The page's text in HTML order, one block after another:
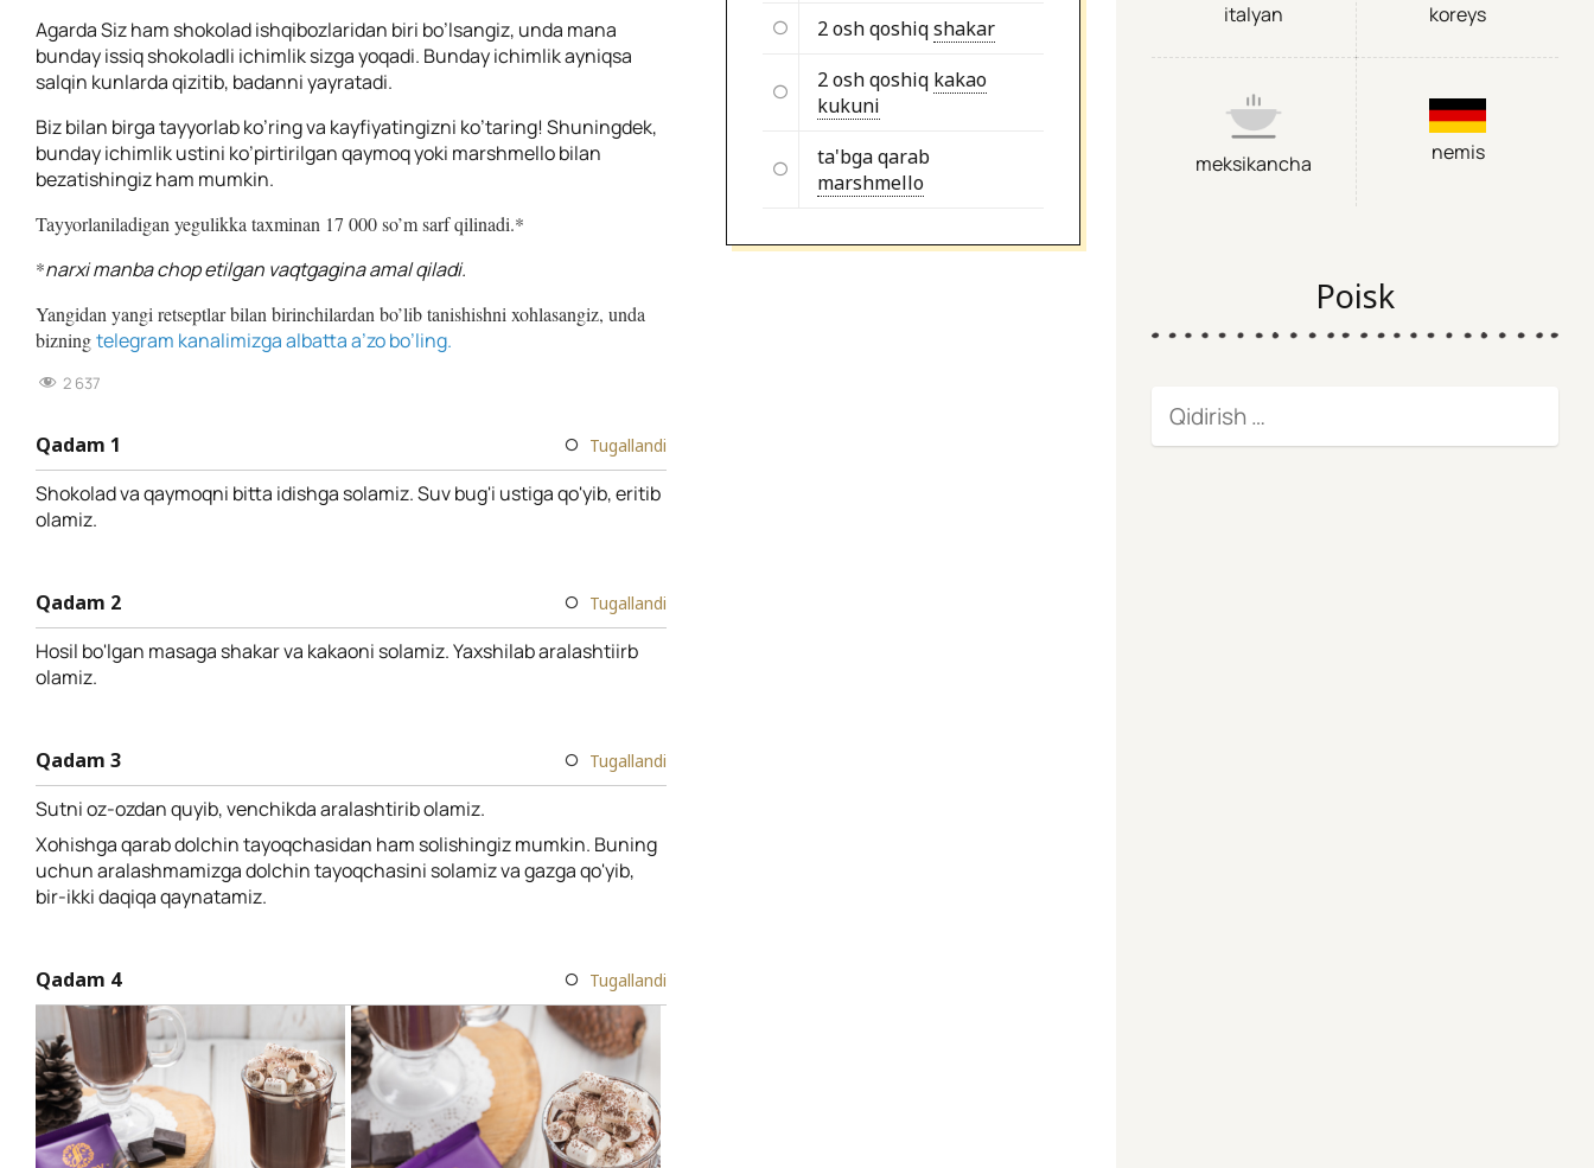
Agarda Siz ham shokolad ishqibozlaridan biri bo’lsangiz, unda mana
bunday issiq shokoladli ichimlik sizga yoqadi. Bunday ichimlik ayniqsa
salqin kunlarda qizitib, badanni yayratadi.
Biz bilan birga tayyorlab ko’ring va kayfiyatingizni ko’taring! Shuningdek,
bunday ichimlik ustini ko’pirtirilgan qaymoq yoki marshmello bilan
bezatishingiz ham mumkin.
Tayyorlaniladigan yegulikka taxminan 17 000 so’m sarf qilinadi.*
*narxi manba chop etilgan vaqtgagina amal qiladi.
Yangidan yangi retseptlar bilan birinchilardan bo’lib tanishishni xohlasangiz, unda
bizningtelegram kanalimizga albatta a’zo bo’ling.
2 637
Qadam 1 Tugallandi
Shokolad va qaymoqni bitta idishga solamiz. Suv bug'i ustiga qo'yib, eritib
olamiz.
Qadam 2 Tugallandi
Hosil bo'lgan masaga shakar va kakaoni solamiz. Yaxshilab aralashtiirb
olamiz.
Qadam 3 Tugallandi
Sutni oz-ozdan quyib, venchikda aralashtirib olamiz.
Xohishga qarab dolchin tayoqchasidan ham solishingiz mumkin. Buning
uchun aralashmamizga dolchin tayoqchasini solamiz va gazga qo'yib,
bir-ikki daqiqa qaynatamiz.
Qadam 4 Tugallandi
2 osh qoshiqshakar
2 osh qoshiq kakao
kukuni
ta'bga qarab
marshmello
italyan koreys
meksikancha nemis
Poisk